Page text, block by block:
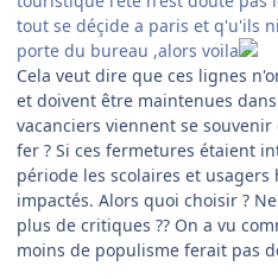
tout se déçide a paris et q'u'ils
porte du bureau ,alors voila
Cela veut dire que ces lignes
et doivent être maintenues
vacanciers viennent se
fer ? Si ces fermetures étaient
période les scolaires et
impactés. Alors quoi choisir ?
plus de critiques ?? On a vu
moins de populisme ferait pas